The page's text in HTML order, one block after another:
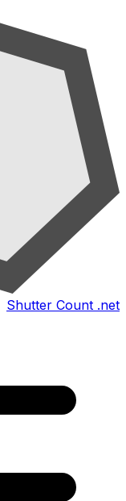
Shutter Count .net